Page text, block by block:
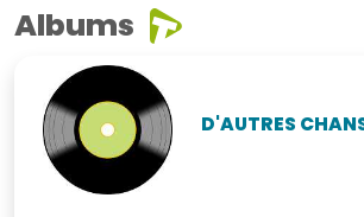
Albums
D'AUTRES